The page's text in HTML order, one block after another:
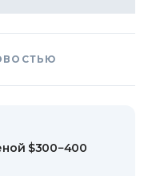
$300−400